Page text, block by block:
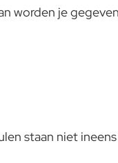
worden je
staan niet